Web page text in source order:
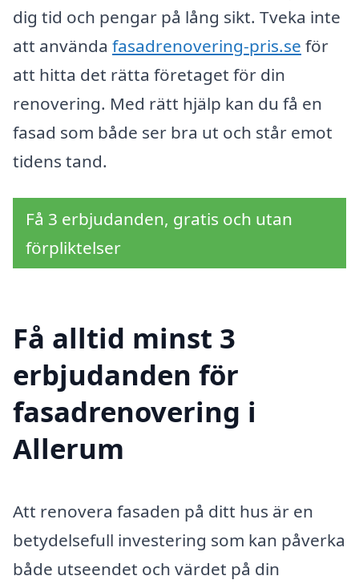
dig tid och pengar på lång sikt. Tveka inte
att använda fasadrenovering-pris.se för
att hitta det rätta företaget för din
renovering. Med rätt hjälp kan du få en
fasad som både ser bra ut och står emot
tidens tand.
Få 3 erbjudanden, gratis och utan
förpliktelser
Få alltid minst 3
erbjudanden för
fasadrenovering i
Allerum
Att renovera fasaden på ditt hus är en
betydelsefull investering som kan påverka
både utseendet och värdet på din